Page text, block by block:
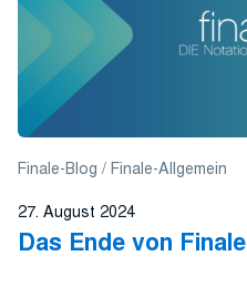
Finale-Blog
Finale-Allgemein
27. August 2024
Das Ende von Finale